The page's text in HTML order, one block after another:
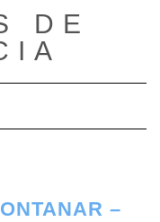
DE
modo de navegación
–